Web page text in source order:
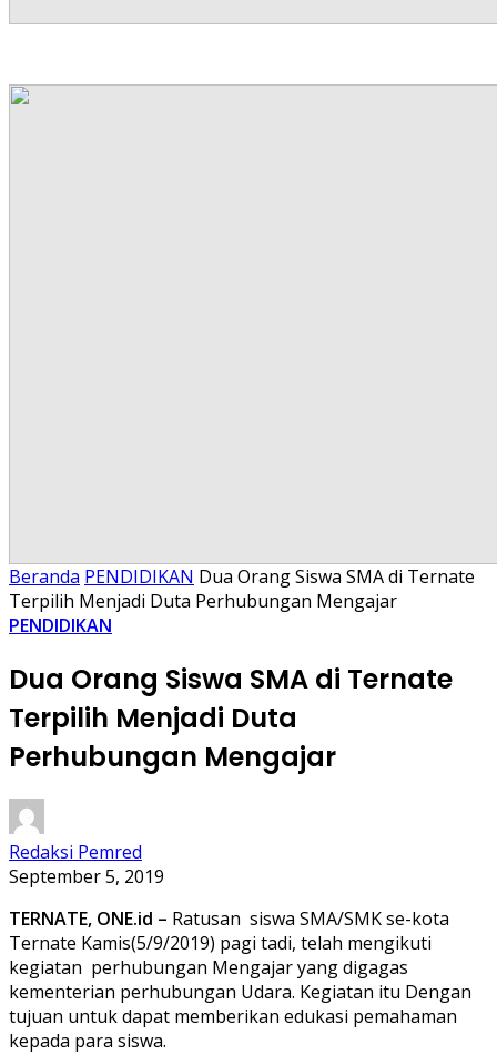
Beranda PENDIDIKAN Dua Orang Siswa SMA di Ternate
Terpilih Menjadi Duta Perhubungan Mengajar
PENDIDIKAN
Dua Orang Siswa SMA di Ternate
Terpilih Menjadi Duta
Perhubungan Mengajar
Redaksi Pemred
September 5, 2019
TERNATE, ONE.id – Ratusan siswa SMA/SMK se-kota
Ternate Kamis(5/9/2019) pagi tadi, telah mengikuti
kegiatan perhubungan Mengajar yang digagas
kementerian perhubungan Udara. Kegiatan itu Dengan
tujuan untuk dapat memberikan edukasi pemahaman
kepada para siswa.